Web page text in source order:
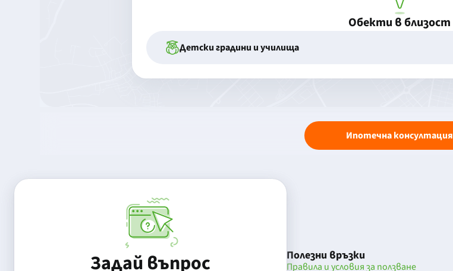
Обекти в близост
Детски градини и училища
Ипотечна консултация
Задай въпрос Полезни връзки
Правила и условия за ползване